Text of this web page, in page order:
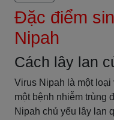
Đặc điểm
Nipah
Cách lây lan
Virus Nipah là một
một bệnh nhiễm trùng
Nipah chủ yếu lây lan